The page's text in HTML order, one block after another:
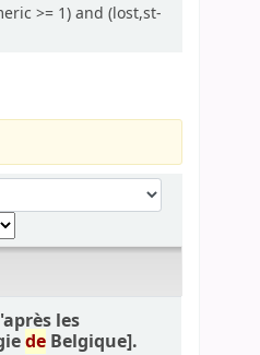
>= 1) and (lost,st-
les
de Belgique].